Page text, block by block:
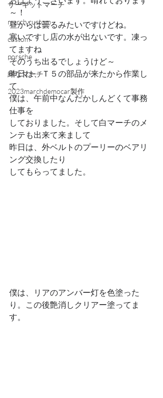
サーキットマーチ
march custom
custom
porsche
緑なマーチ
2023marchdemocar製作
～！
昼からは曇るみたいですけどね。
寒いですし店の水が出ないです。凍っ
てますね
そのうち出るでしょうけど～
昨日は、Ｔ５の部品が来たから作業し
て
僕は、午前中なんだかしんどくて事務
仕事を
しておりました。そして白マーチのメ
ンテも出来て来まして
昨日は、外ベルトのプーリーのベアリ
ング交換したり
してもらってました。
僕は、リアのアンバー灯を色塗った
り。この後艶消しクリアー塗ってま
す。